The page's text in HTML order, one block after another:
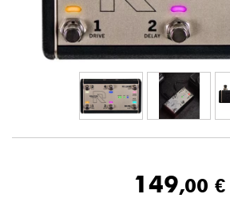
Kopfhörer
Mikros
149,00 €